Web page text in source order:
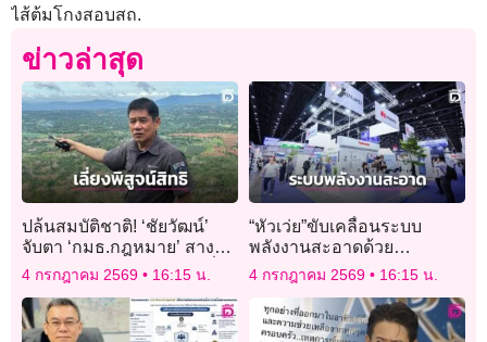
ไส้ต้มโกงสอบสถ.
ข่าวล่าสุด
ปล้นสมบัติชาติ! ‘ชัยวัฒน์’
จับตา ‘กมธ.กฎหมาย’ สางปม
ทับลานดันแนวเขตปี 43 เลี่ยง
พิสูจน์สิทธิ
4 กรกฎาคม 2569 16:15 น.
“หัวเว่ย”ขับเคลื่อนระบบ
พลังงานสะอาดด้วย
เทคโนโลยีดิจิทัล
4 กรกฎาคม 2569 16:15 น.